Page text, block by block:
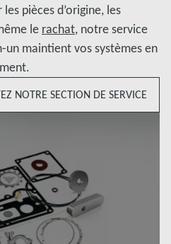
pièces d’origine, les
le rachat, notre service
un maintient vos systèmes en
NOTRE SECTION DE SERVICE